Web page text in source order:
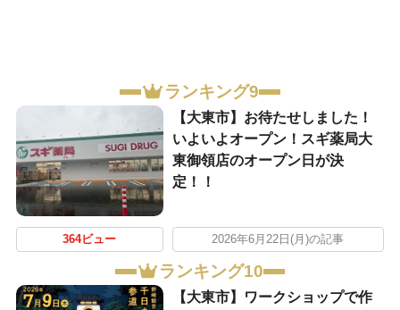
ランキング9
【大東市】お待たせしました！
いよいよオープン！スギ薬局大
東御領店のオープン日が決
定！！
364ビュー 2026年6月22日(月)の記事
ランキング10
【大東市】ワークショップで作